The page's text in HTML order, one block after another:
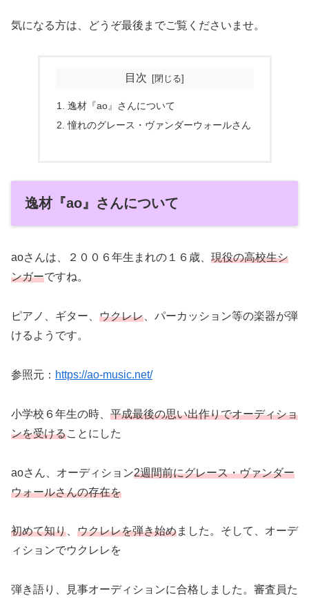
気になる方は、どうぞ最後までご覧くださいませ。
目次
逸材『ao』さんについて
憧れのグレース・ヴァンダーウォールさん
逸材『ao』さんについて
aoさんは、２００６年生まれの１６歳、 現役の高校生シ
ンガーですね。
ピアノ、ギター、 ウクレレ 、パーカッション等の楽器が弾
けるようです。
参照元： https://ao-music.net/
小学校６年生の時、 平成最後の思い出作りでオーディショ
ンを受けることにした
aoさん、オーディション2週間前にグレース・ヴァンダー
ウォールさんの存在を
初めて知り、 ウクレレを弾き始めました。そして、オーデ
ィションでウクレレを
弾き語り、見事オーディションに合格しました。審査員た